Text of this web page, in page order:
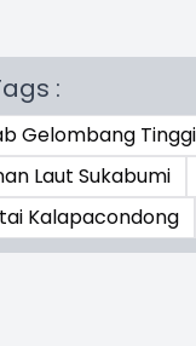
:
Gelombang Tinggi
Laut Sukabumi
Kalapacondong